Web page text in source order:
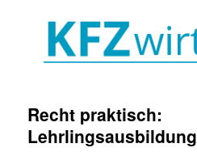
Recht praktisch:
Lehrlingsausbildung